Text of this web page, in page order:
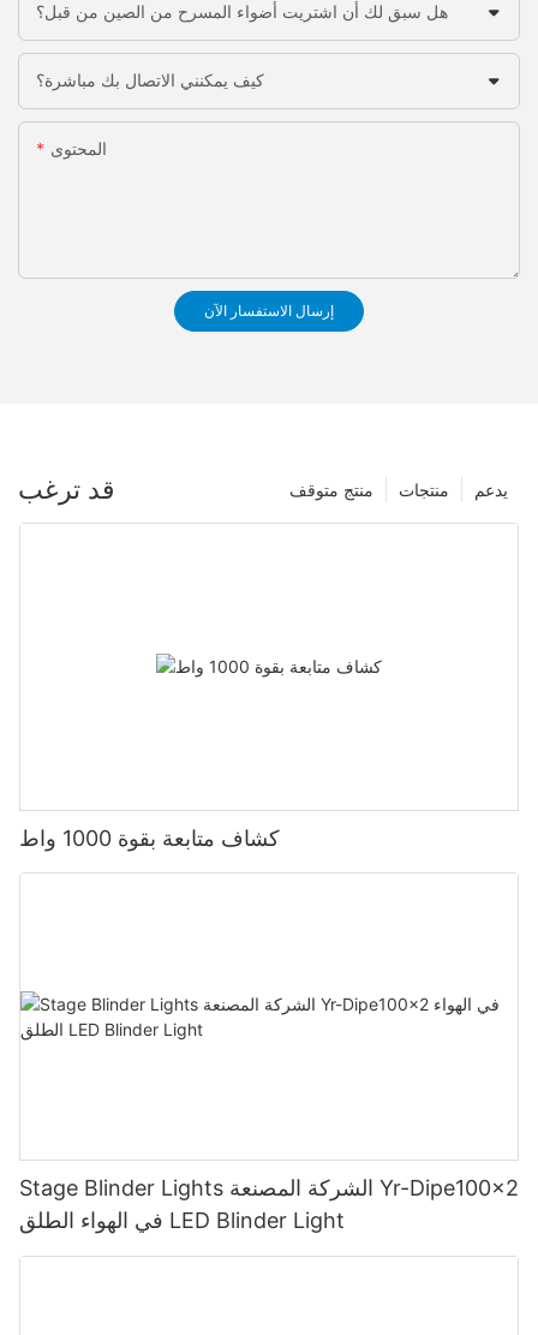
هل سبق لك أن اشتريت أضواء المسرح من الصين من قبل؟
كيف يمكنني الاتصال بك مباشرة؟
المحتوى
إرسال الاستفسار الآن
قد ترغب يدعم منتجات منتج متوقف
كشاف متابعة بقوة 1000 واط
Stage Blinder Lights الشركة المصنعة Yr-Dipe100x2
في الهواء الطلق LED Blinder Light